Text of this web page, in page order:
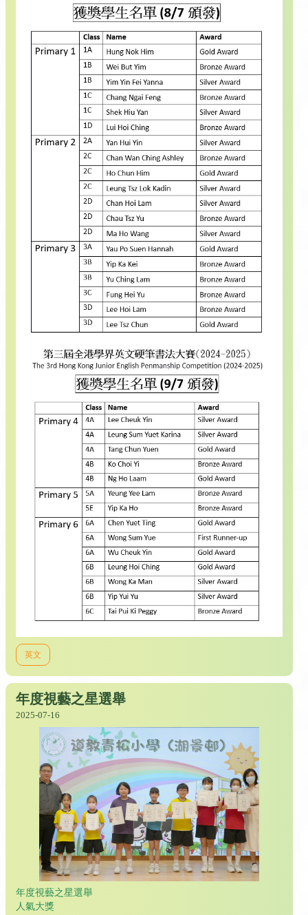
英文
年度視藝之星選舉
2025-07-16
年度視藝之星選舉
人氣大獎